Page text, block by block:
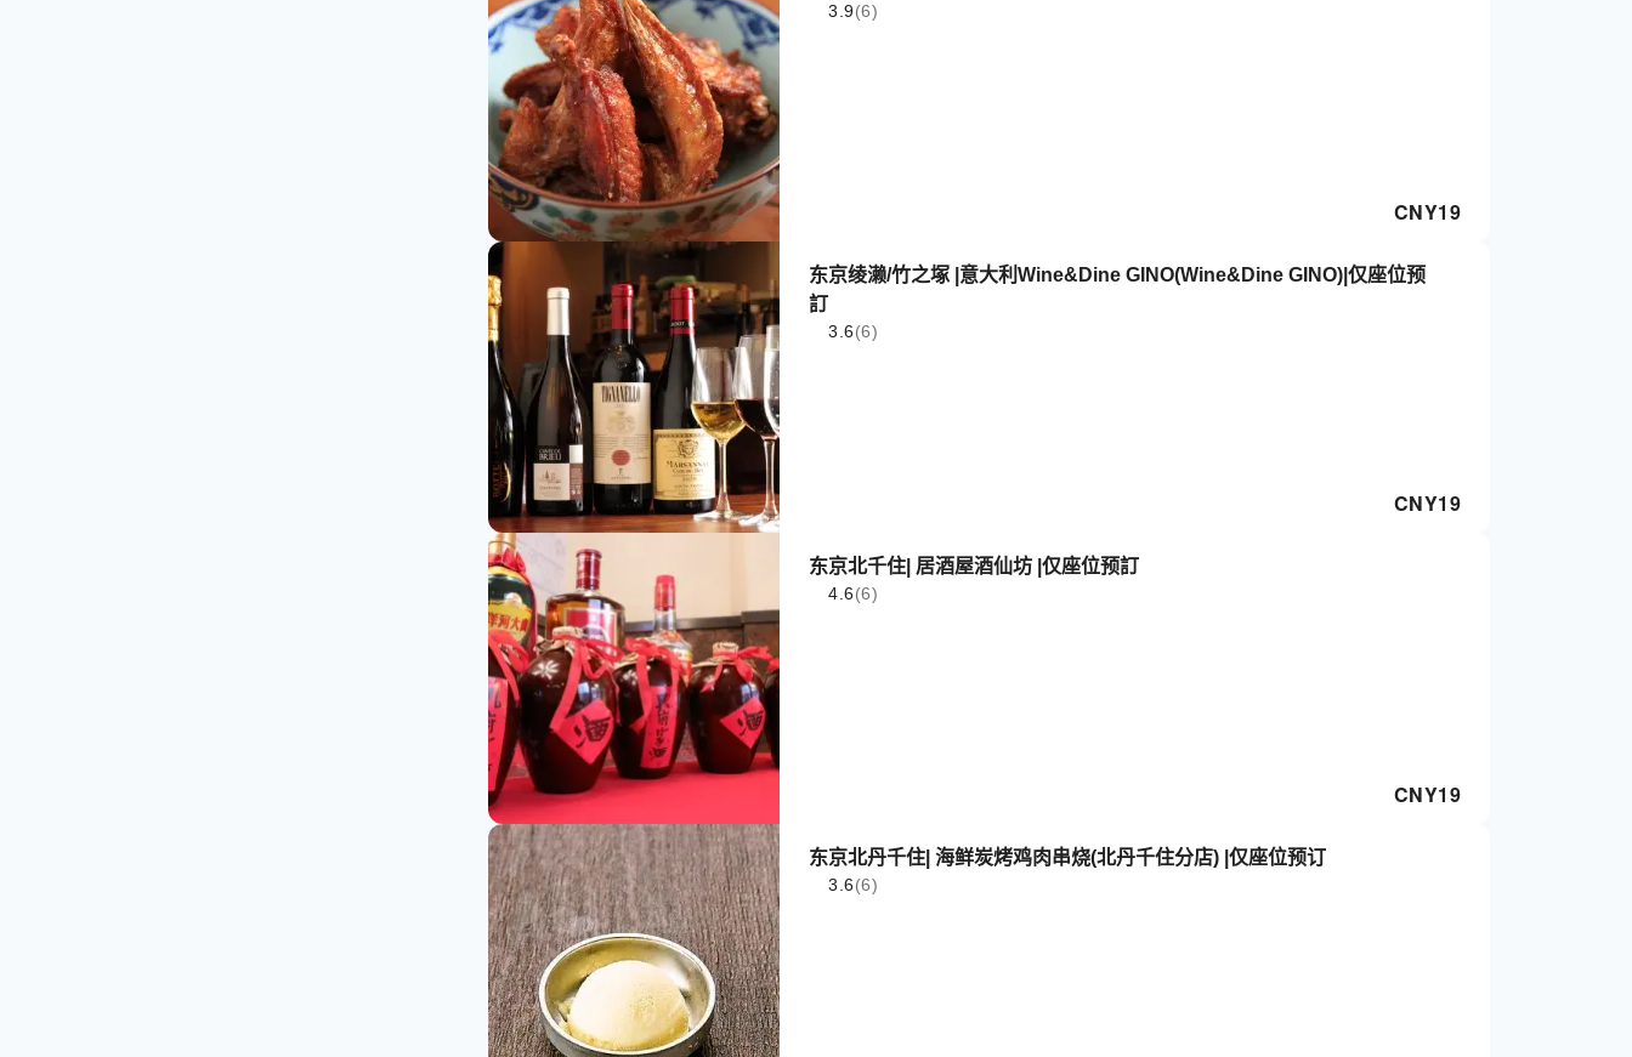
3.9(6)
CNY19
东京绫濑/竹之塚 |意大利Wine&Dine GINO(Wine&Dine GINO)|仅座位预
訂
3.6(6)
CNY19
东京北千住| 居酒屋酒仙坊 |仅座位预訂
4.6(6)
CNY19
东京北丹千住| 海鲜炭烤鸡肉串烧(北丹千住分店) |仅座位预订
3.6(6)